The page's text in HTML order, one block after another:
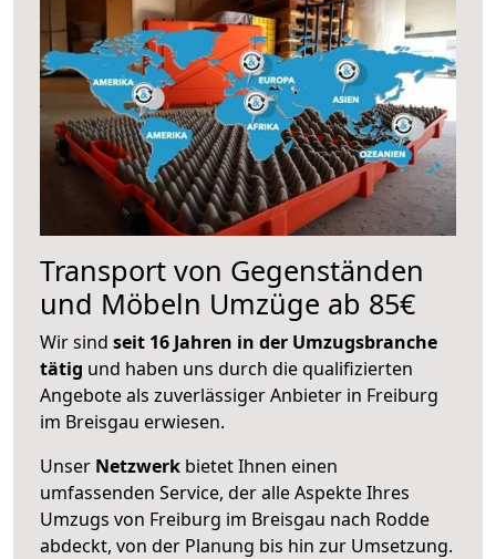
Transport von Gegenständen
und Möbeln Umzüge ab 85€
Wir sind seit 16 Jahren in der Umzugsbranche
tätig und haben uns durch die qualifizierten
Angebote als zuverlässiger Anbieter in Freiburg
im Breisgau erwiesen.
Unser Netzwerk bietet Ihnen einen
umfassenden Service, der alle Aspekte Ihres
Umzugs von Freiburg im Breisgau nach Rodde
abdeckt, von der Planung bis hin zur Umsetzung.